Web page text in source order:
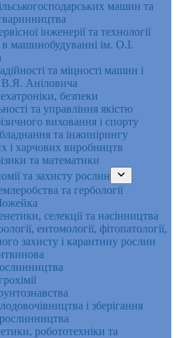
машин та
інженерії та технології
в машинобудуванні ім. О.І.
та міцності машин і
В.Я. Аніловича
безпеки
та управління якістю
виховання і спорту
та інжинірингу
і харчових виробництв
та математики
та захисту рослин
та гербології
селекції та насінництва
ентомології, фітопатології,
захисту і карантину рослин
і зберігання
робототехніки та